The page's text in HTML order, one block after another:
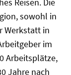
sowohl in
Werkstatt in
im
Arbeitsplätze,
Jahre nach